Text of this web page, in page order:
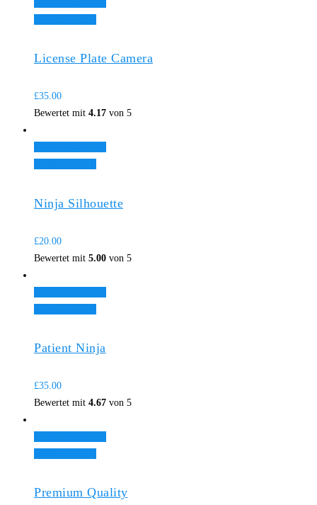
License Plate Camera
£35.00
Bewertet mit 4.17 von 5
Ninja Silhouette
£20.00
Bewertet mit 5.00 von 5
Patient Ninja
£35.00
Bewertet mit 4.67 von 5
Premium Quality